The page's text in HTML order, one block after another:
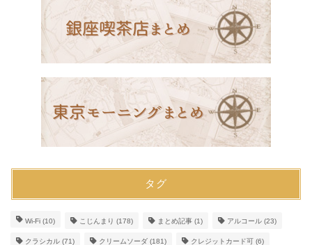
タグ
Wi-Fi (10) こじんまり (178) まとめ記事 (1) アルコール (23)
クラシカル (71) クリームソーダ (181) クレジットカード可 (6)